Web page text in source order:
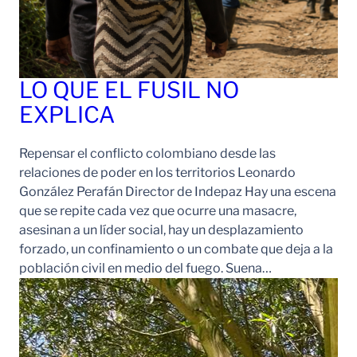
LO QUE EL FUSIL NO
EXPLICA
Repensar el conflicto colombiano desde las
relaciones de poder en los territorios Leonardo
González Perafán Director de Indepaz Hay una escena
que se repite cada vez que ocurre una masacre,
asesinan a un líder social, hay un desplazamiento
forzado, un confinamiento o un combate que deja a la
población civil en medio del fuego. Suena…